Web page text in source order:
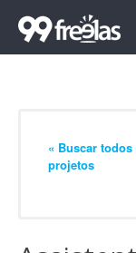
« Buscar todos
projetos